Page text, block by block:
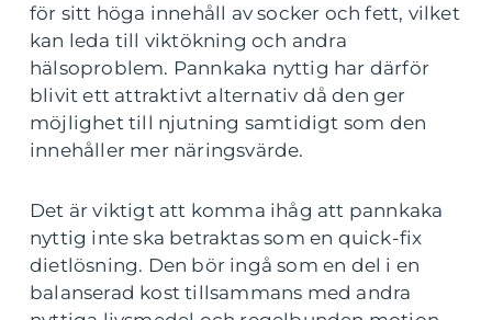
för sitt höga innehåll av socker och fett, vilket
kan leda till viktökning och andra
hälsoproblem. Pannkaka nyttig har därför
blivit ett attraktivt alternativ då den ger
möjlighet till njutning samtidigt som den
innehåller mer näringsvärde.
Det är viktigt att komma ihåg att pannkaka
nyttig inte ska betraktas som en quick-fix
dietlösning. Den bör ingå som en del i en
balanserad kost tillsammans med andra